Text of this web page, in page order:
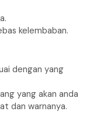
kelembaban.
dengan yang
yang akan anda
dan warnanya.